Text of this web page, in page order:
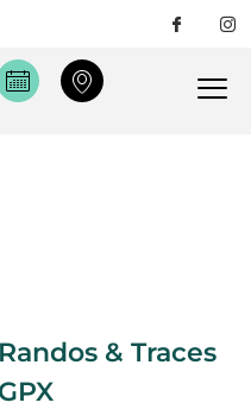
Randos & Traces
GPX